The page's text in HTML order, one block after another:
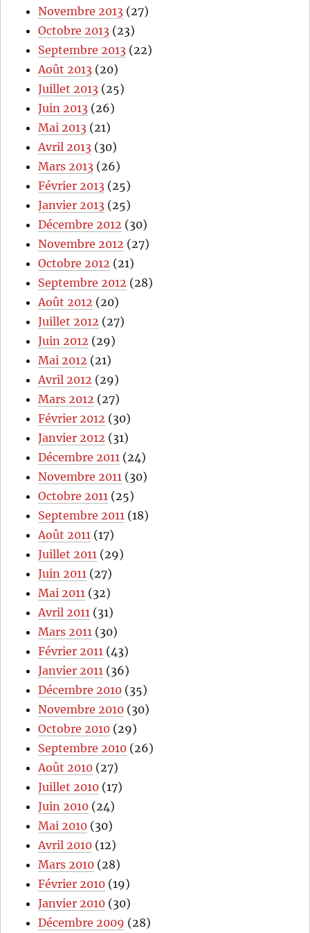
Novembre 2013 (27)
Octobre 2013 (23)
Septembre 2013 (22)
Août 2013 (20)
Juillet 2013 (25)
Juin 2013 (26)
Mai 2013 (21)
Avril 2013 (30)
Mars 2013 (26)
Février 2013 (25)
Janvier 2013 (25)
Décembre 2012 (30)
Novembre 2012 (27)
Octobre 2012 (21)
Septembre 2012 (28)
Août 2012 (20)
Juillet 2012 (27)
Juin 2012 (29)
Mai 2012 (21)
Avril 2012 (29)
Mars 2012 (27)
Février 2012 (30)
Janvier 2012 (31)
Décembre 2011 (24)
Novembre 2011 (30)
Octobre 2011 (25)
Septembre 2011 (18)
Août 2011 (17)
Juillet 2011 (29)
Juin 2011 (27)
Mai 2011 (32)
Avril 2011 (31)
Mars 2011 (30)
Février 2011 (43)
Janvier 2011 (36)
Décembre 2010 (35)
Novembre 2010 (30)
Octobre 2010 (29)
Septembre 2010 (26)
Août 2010 (27)
Juillet 2010 (17)
Juin 2010 (24)
Mai 2010 (30)
Avril 2010 (12)
Mars 2010 (28)
Février 2010 (19)
Janvier 2010 (30)
Décembre 2009 (28)